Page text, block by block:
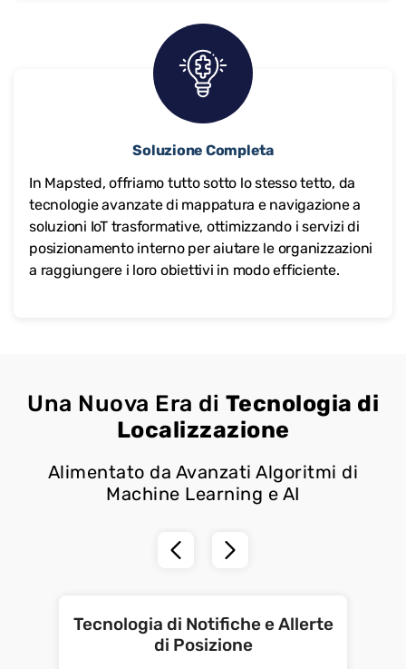
Soluzione Completa
In Mapsted, offriamo tutto sotto lo stesso tetto, da
tecnologie avanzate di mappatura e navigazione a
soluzioni IoT trasformative, ottimizzando i servizi di
posizionamento interno per aiutare le organizzazioni
a raggiungere i loro obiettivi in modo efficiente.
Una Nuova Era di Tecnologia di
Localizzazione
Alimentato da Avanzati Algoritmi di
Machine Learning e AI
Tecnologia di Notifiche e Allerte
di Posizione